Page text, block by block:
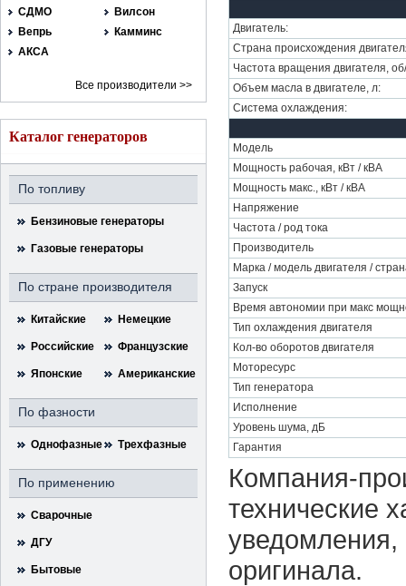
СДМО
Вилсон
Вепрь
Камминс
АКСА
Все производители >>
Каталог генераторов
По топливу
Бензиновые генераторы
Газовые генераторы
По стране производителя
Китайские Немецкие
Российские Французские
Японские Американские
По фазности
Однофазные Трехфазные
По применению
Сварочные
ДГУ
Бытовые
Двигатель:
Страна происхождения
Частота вращения двигателя,
Объем масла в двигателе, л:
Система охлаждения:
Модель
Мощность рабочая, кВт / кВА
Мощность макс., кВт / кВА
Напряжение
Частота / род тока
Производитель
Марка / модель двигателя /
Запуск
Время автономии при макс
Тип охлаждения двигателя
Кол-во оборотов двигателя
Моторесурс
Тип генератора
Исполнение
Уровень шума, дБ
Гарантия
Компания-
технические
уведомления,
оригинала.